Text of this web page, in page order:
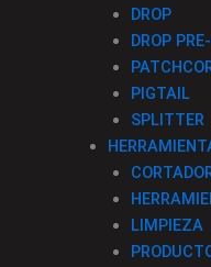
DROP
DROP
PIGTAIL
SPLITTER
LIMPIEZA